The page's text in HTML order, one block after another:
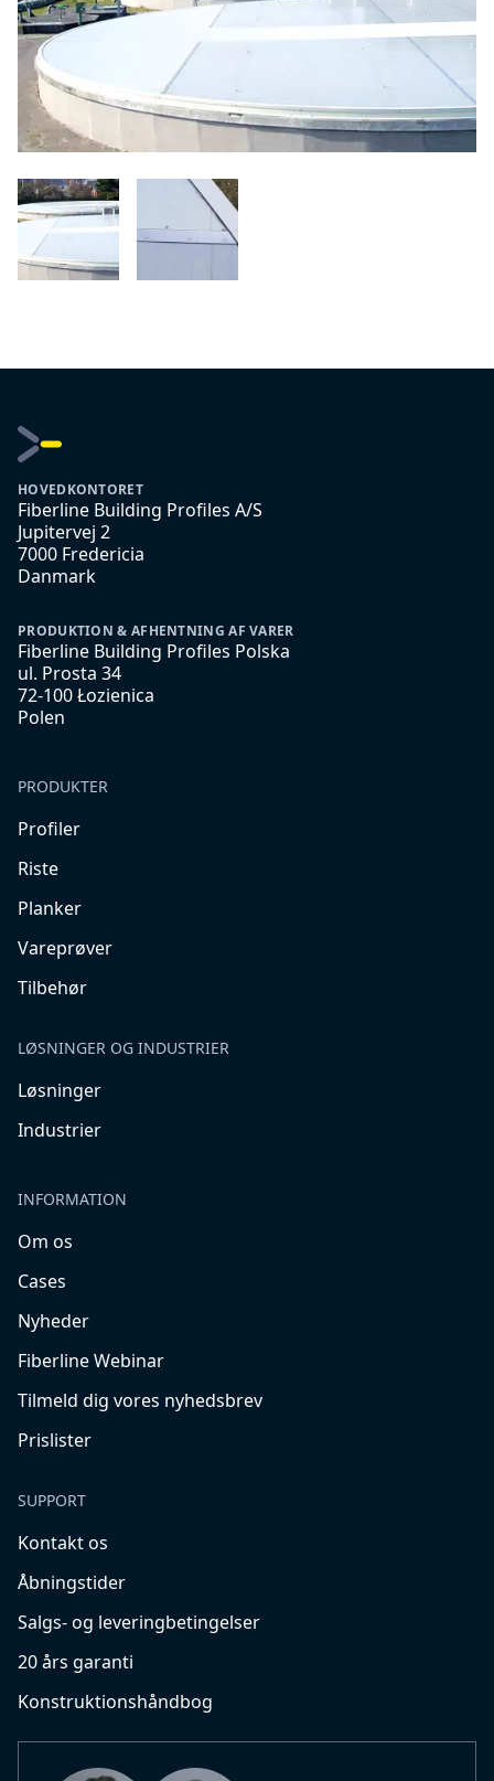
HOVEDKONTORET
Fiberline Building Profiles A/S
Jupitervej 2
7000 Fredericia
Danmark
PRODUKTION & AFHENTNING AF VARER
Fiberline Building Profiles Polska
ul. Prosta 34
72-100 Łozienica
Polen
PRODUKTER
Profiler
Riste
Planker
Vareprøver
Tilbehør
LØSNINGER OG INDUSTRIER
Løsninger
Industrier
INFORMATION
Om os
Cases
Nyheder
Fiberline Webinar
Tilmeld dig vores nyhedsbrev
Prislister
SUPPORT
Kontakt os
Åbningstider
Salgs- og leveringbetingelser
20 års garanti
Konstruktionshåndbog